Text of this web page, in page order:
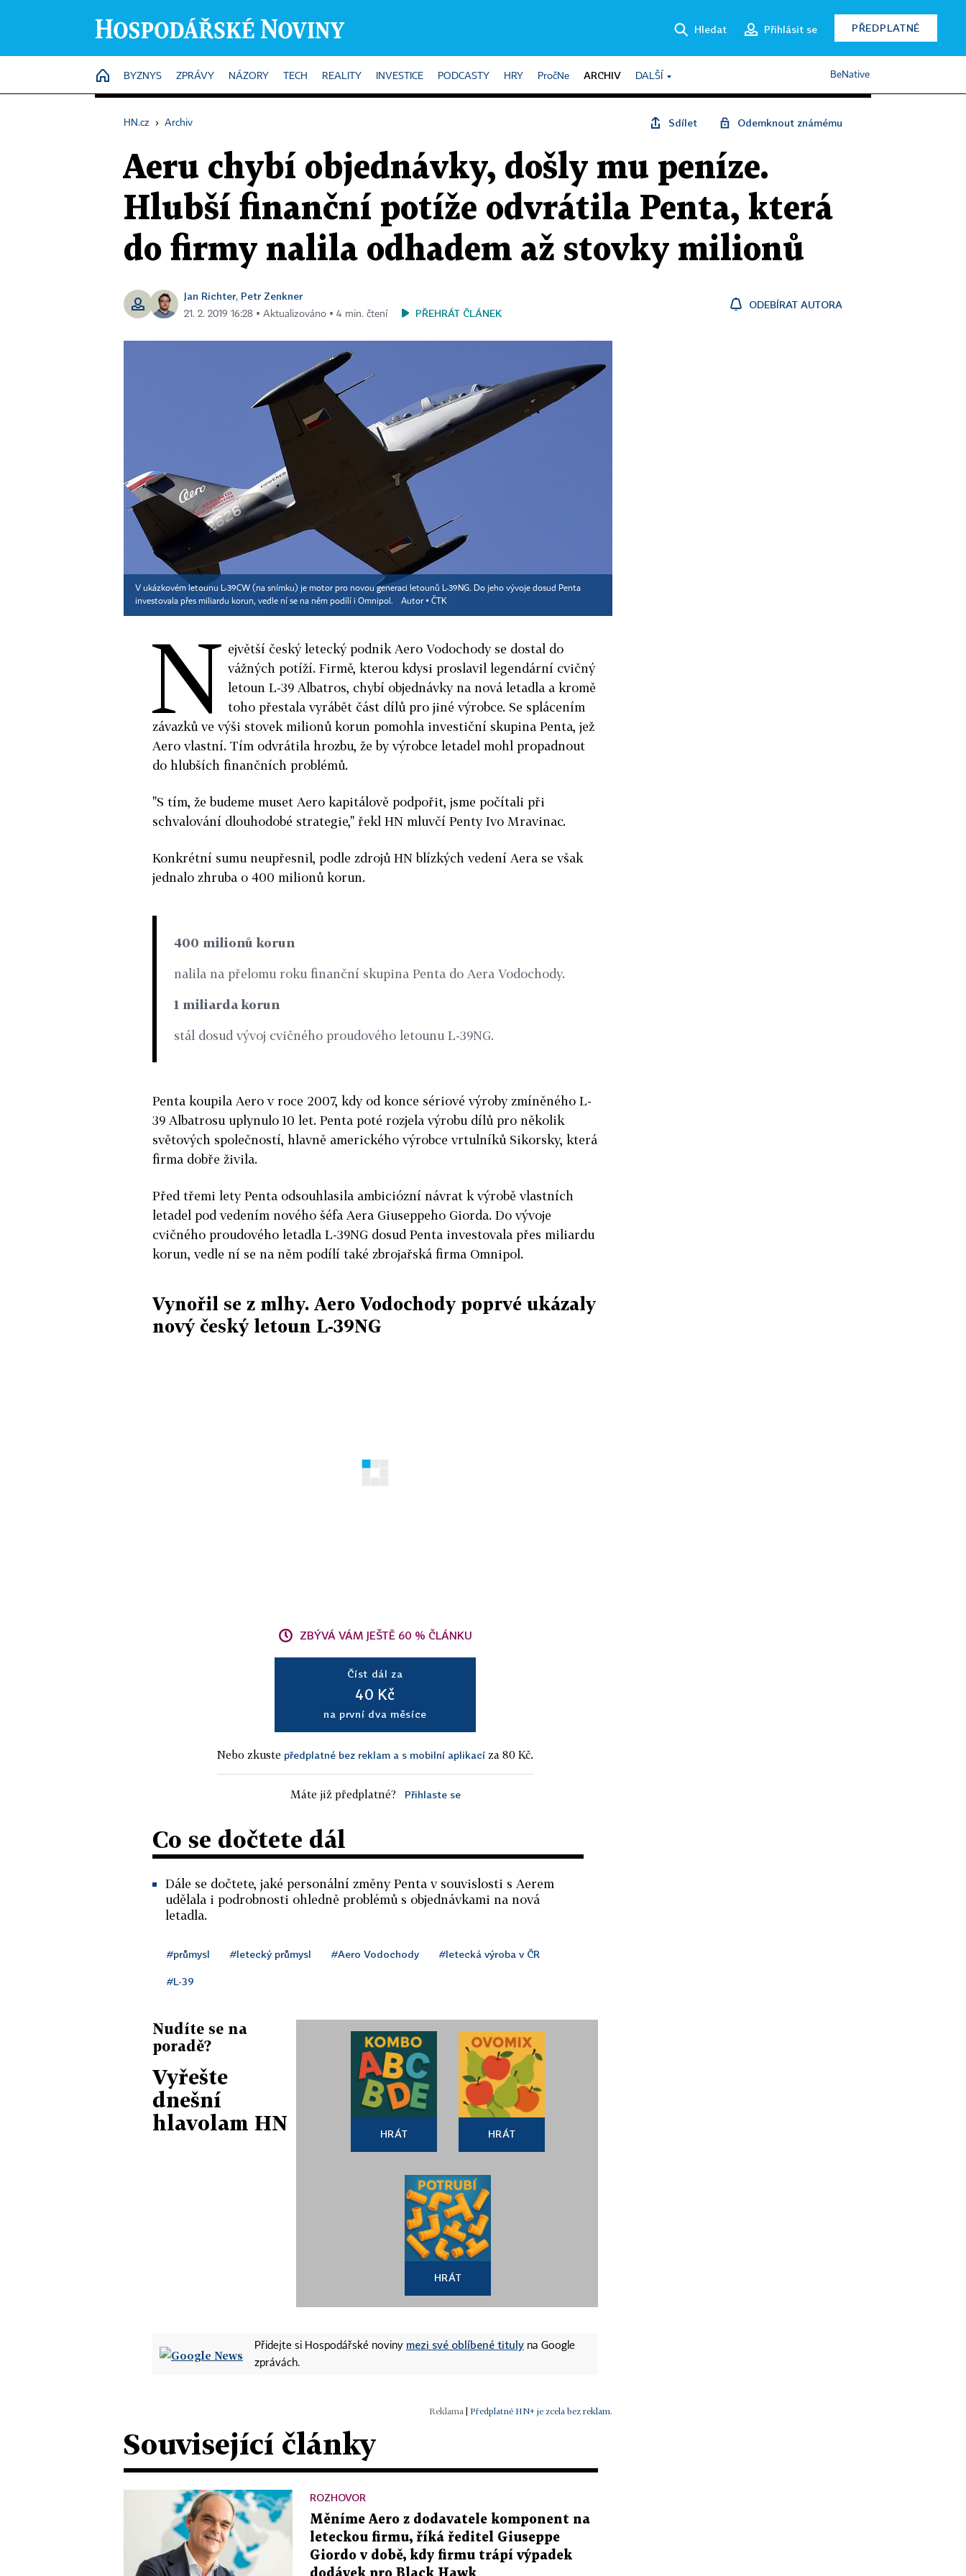
Hledat Přihlásit se PŘEDPLATNÉ
HOME
BYZNYS ZPRÁVY NÁZORY TECH REALITY INVESTICE PODCASTY HRY PročNe ARCHIV DALŠÍ BeNative
HN.cz › Archiv Sdílet Odemknout známému
Aeru chybí objednávky, došly mu peníze.
Hlubší finanční potíže odvrátila Penta, která
do firmy nalila odhadem až stovky milionů
Jan Richter, Petr Zenkner
21. 2. 2019 16:28 ▪ Aktualizováno ▪ 4 min. čtení PŘEHRÁT ČLÁNEK
ODEBÍRAT AUTORA
V ukázkovém letounu L-39CW (na snímku) je motor pro novou generaci letounů L-39NG. Do jeho vývoje dosud Penta
investovala přes miliardu korun, vedle ní se na něm podílí i Omnipol.
Autor ▪ ČTK
N ejvětší český letecký podnik Aero Vodochody se dostal do
vážných potíží. Firmě, kterou kdysi proslavil legendární cvičný
letoun L-39 Al­batros, chybí objednávky na nová letadla a kromě
toho přestala vyrábět část dílů pro jiné výrobce. Se splácením
závazků ve výši stovek milionů korun pomohla investiční skupina Penta, jež
Aero vlastní. Tím odvrátila hrozbu, že by výrobce letadel mohl propadnout
do hlubších finančních problémů.
"S tím, že budeme muset Aero kapitálově podpořit, jsme počítali při
schvalování dlouhodobé strategie," řekl HN mluvčí Penty Ivo Mravinac.
Konkrétní sumu neupřesnil, podle zdrojů HN blízkých vedení Aera se však
jednalo zhruba o 400 milionů korun.
400 milionů korun
nalila na přelomu roku finanční skupina Penta do Aera Vodochody.
1 miliarda korun
stál dosud vývoj cvičného proudového letounu L-39NG.
Penta koupila Aero v roce 2007, kdy od konce sériové výroby zmíněného L-
39 Albatrosu uplynulo 10 let. Penta poté rozjela výrobu dílů pro několik
světových společností, hlavně amerického výrobce vrtulníků Sikorsky, která
firma dobře živila.
Před třemi lety Penta odsouhlasila ambiciózní návrat k výrobě vlastních
letadel pod vedením nového šéfa Aera Giuseppeho Giorda. Do vývoje
cvičného proudového letadla L-39NG dosud Penta investovala přes miliardu
korun, vedle ní se na něm podílí také zbrojařská firma Omnipol.
Vynořil se z mlhy. Aero Vodochody poprvé ukázaly
nový český letoun L-39NG
ZBÝVÁ VÁM JEŠTĚ 60 % ČLÁNKU
Číst dál za
40 Kč
na první dva měsíce
Nebo zkuste předplatné bez reklam a s mobilní aplikací za 80 Kč.
Máte již předplatné? Přihlaste se
Co se dočtete dál
Dále se dočtete, jaké personální změny Penta v souvislosti s Aerem
udělala i podrobnosti ohledně problémů s objednávkami na nová
letadla.
#průmysl #letecký průmysl #Aero Vodochody #letecká výroba v ČR
#L-39
Nudíte se na
poradě?
Vyřešte
dnešní
hlavolam HN
HRÁT HRÁT
HRÁT
Přidejte si Hospodářské noviny mezi své oblíbené tituly na Google
zprávách.
Předplatné HN+ je zcela bez reklam.
Související články
ROZHOVOR
Měníme Aero z dodavatele komponent na
leteckou firmu, říká ředitel Giuseppe
Giordo v době, kdy firmu trápí výpadek